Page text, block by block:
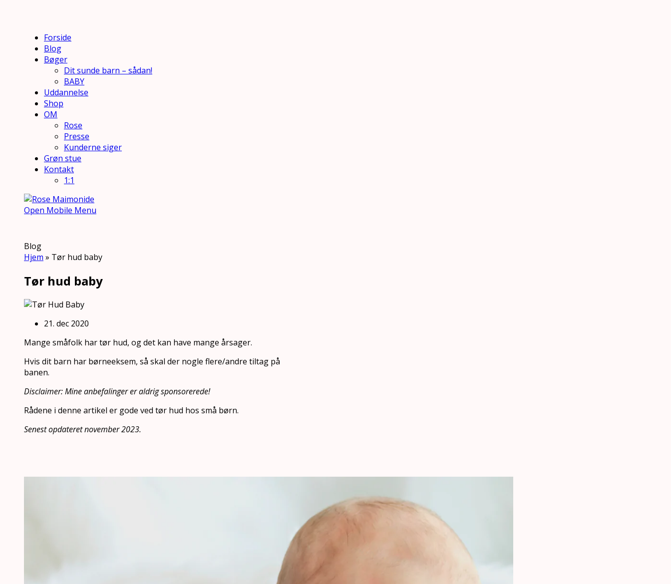
Forside
Blog
Bøger
Dit sunde barn – sådan!
BABY
Uddannelse
Shop
OM
Rose
Presse
Kunderne siger
Grøn stue
Kontakt
1:1
Open Mobile Menu
Blog
Hjem » Tør hud baby
Tør hud baby
21. dec 2020
Mange småfolk har tør hud, og det kan have mange årsager.
Hvis dit barn har børneeksem, så skal der nogle flere/andre tiltag på
banen.
Disclaimer: Mine anbefalinger er aldrig sponsorerede!
Rådene i denne artikel er gode ved tør hud hos små børn.
Senest opdateret november 2023.